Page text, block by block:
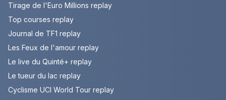
Tirage de l'Euro Millions replay
Top courses replay
Journal de TF1 replay
Les Feux de l'amour replay
Le live du Quinté+ replay
Le tueur du lac replay
Cyclisme UCI World Tour replay